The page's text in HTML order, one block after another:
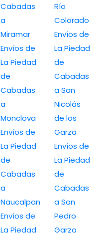
Cabadas
a
Miramar
Envíos de
La Piedad
de
Cabadas
a
Monclova
Envíos de
La Piedad
de
Cabadas
a
Naucalpan
Envíos de
La Piedad
Río
Colorado
Envíos de
La Piedad
de
Cabadas
a San
Nicolás
de los
Garza
Envíos de
La Piedad
de
Cabadas
a San
Pedro
Garza